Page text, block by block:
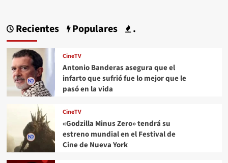
Recientes Populares .
CineTV
Antonio Banderas asegura que el
infarto que sufrió fue lo mejor que le
pasó en la vida
CineTV
«Godzilla Minus Zero» tendrá su
estreno mundial en el Festival de
Cine de Nueva York